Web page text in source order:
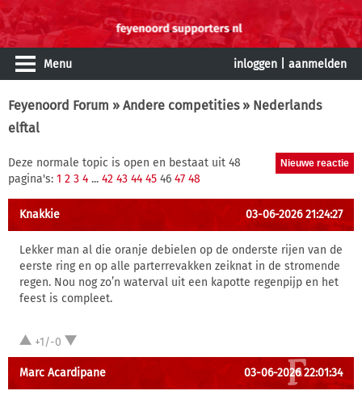
Menu inloggen aanmelden
Feyenoord Forum » Andere competities» Nederlands
elftal
Deze normale topic is open en bestaat uit 48
pagina's: 1 2 3 4 ... 42 43 44 45 46 47 48
Knakkie 03-06-2026 21:24:27
Lekker man al die oranje debielen op de onderste rijen van de
eerste ring en op alle parterrevakken zeiknat in de stromende
regen. Nou nog zo’n waterval uit een kapotte regenpijp en het
feest is compleet.
+1/-0
Marc Acardipane 03-06-2026 22:01:34